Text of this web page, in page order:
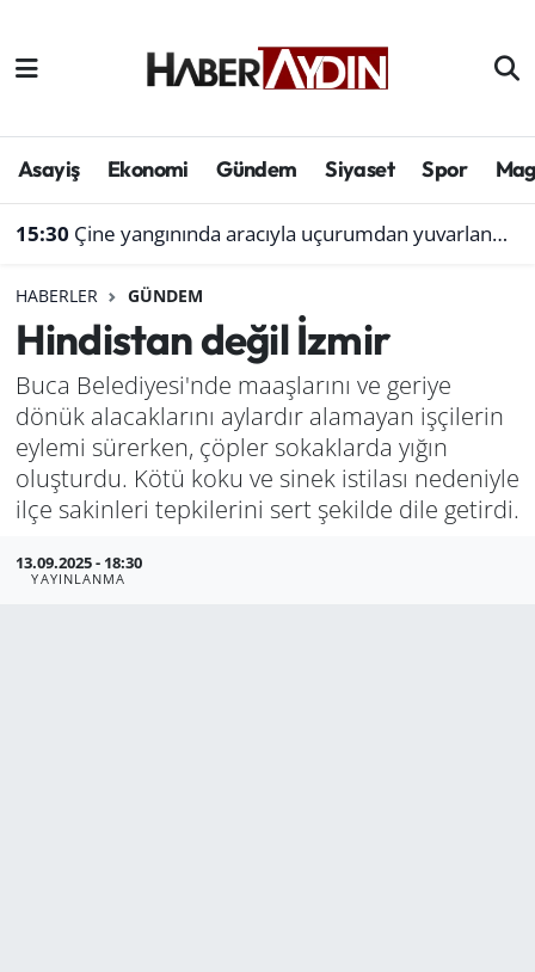
Asayiş Ekonomi Gündem Siyaset Spor
15:30 Çine yangınında aracıyla uçurumdan yuvarlanmıştı: Bol gelen korseden şikayetçi
HABERLER GÜNDEM
Hindistan değil İzmir
Buca Belediyesi'nde maaşlarını ve geriye
dönük alacaklarını aylardır alamayan işçilerin
eylemi sürerken, çöpler sokaklarda yığın
oluşturdu. Kötü koku ve sinek istilası nedeniyle
ilçe sakinleri tepkilerini sert şekilde dile getirdi.
13.09.2025 - 18:30
YAYINLANMA
Afyonkarahisar
Çevre
Genel
Haber
Izmir
Kütahya
Manisa
Aydın Hava Durumu
Süper Lig Puan Durumu ve Fikstür
Son Dakika Haberleri
Haber Arşivi